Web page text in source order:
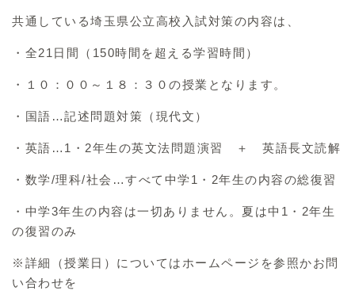
共通している埼玉県公立高校入試対策の内容は、
・全21日間（150時間を超える学習時間）
・１０：００～１８：３０の授業となります。
・国語…記述問題対策（現代文）
・英語…1・2年生の英文法問題演習 ＋ 英語長文読解
・数学/理科/社会…すべて中学1・2年生の内容の総復習
・中学3年生の内容は一切ありません。夏は中1・2年生
の復習のみ
※詳細（授業日）についてはホームページを参照かお問
い合わせを